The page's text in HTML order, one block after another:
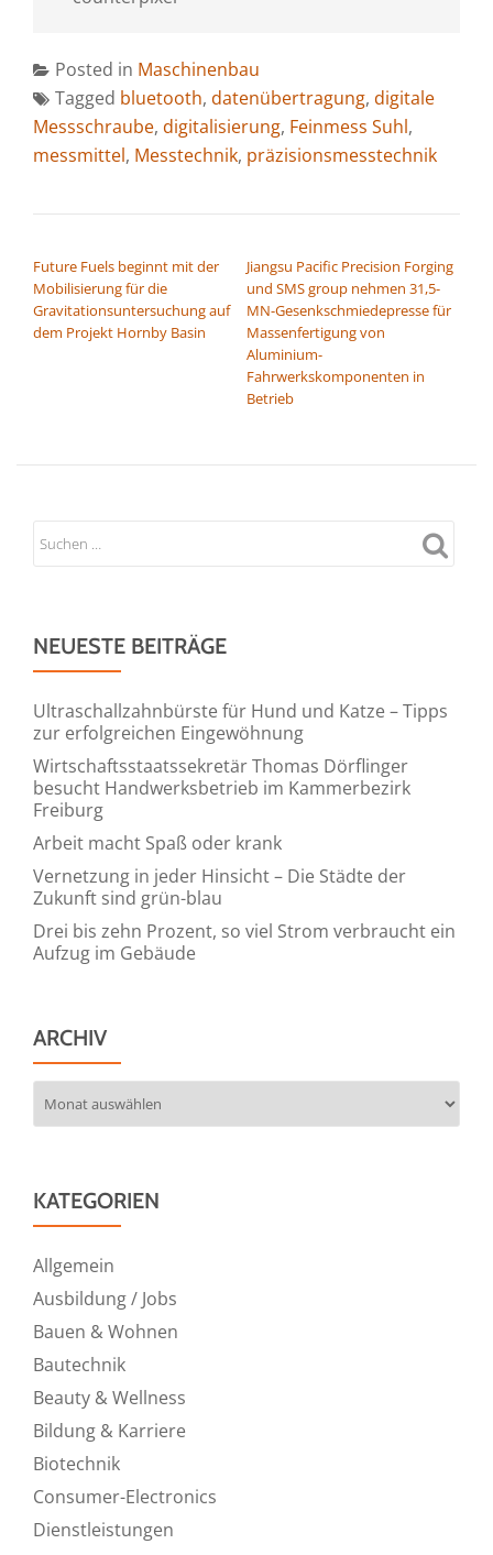
Posted in Maschinenbau
Tagged bluetooth, datenübertragung, digitale
Messschraube, digitalisierung, Feinmess Suhl,
messmittel, Messtechnik, präzisionsmesstechnik
Future Fuels beginnt mit der
Mobilisierung für die
Gravitationsuntersuchung auf
dem Projekt Hornby Basin
Jiangsu Pacific Precision Forging
und SMS group nehmen 31,5-
MN-Gesenkschmiedepresse für
Massenfertigung von
Aluminium-
Fahrwerkskomponenten in
Betrieb
NEUESTE BEITRÄGE
Ultraschallzahnbürste für Hund und Katze – Tipps
zur erfolgreichen Eingewöhnung
Wirtschaftsstaatssekretär Thomas Dörflinger
besucht Handwerksbetrieb im Kammerbezirk
Freiburg
Arbeit macht Spaß oder krank
Vernetzung in jeder Hinsicht – Die Städte der
Zukunft sind grün-blau
Drei bis zehn Prozent, so viel Strom verbraucht ein
Aufzug im Gebäude
ARCHIV
KATEGORIEN
Allgemein
Ausbildung / Jobs
Bauen & Wohnen
Bautechnik
Beauty & Wellness
Bildung & Karriere
Biotechnik
Consumer-Electronics
Dienstleistungen